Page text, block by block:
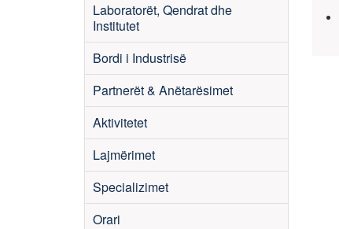
Laboratorët, Qendrat dhe
Institutet
Bordi i Industrisë
Partnerët & Anëtarësimet
Aktivitetet
Lajmërimet
Specializimet
Orari